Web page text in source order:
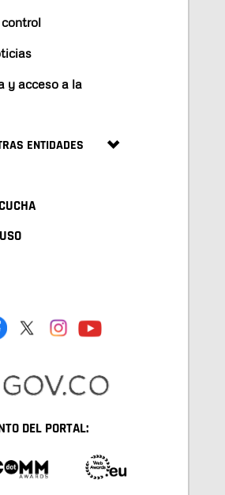
y acceso a la
ENTIDADES
DEL PORTAL: